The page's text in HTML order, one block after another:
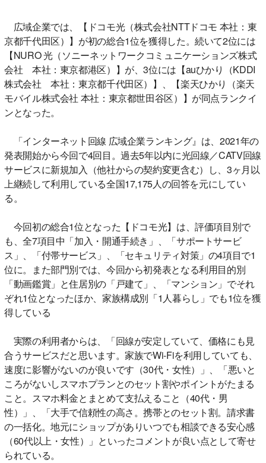
広域企業では、【ドコモ光（株式会社NTTドコモ 本社：東
京都千代田区）】が初の総合1位を獲得した。続いて2位には
【NURO 光（ソニーネットワークコミュニケーションズ株式
会社 本社：東京都港区）】が、3位には【auひかり（KDDI
株式会社 本社：東京都千代田区）】、【楽天ひかり（楽天
モバイル株式会社 本社：東京都世田谷区）】が同点ランクイ
ンとなった。
「インターネット回線 広域企業ランキング』は、2021年の
発表開始から今回で4回目。過去5年以内に光回線／CATV回線
サービスに新規加入（他社からの契約変更含む）し、3ヶ月以
上継続して利用している全国17,175人の回答を元にしてい
る。
今回初の総合1位となった【ドコモ光】は、評価項目別で
も、全7項目中「加入・開通手続き」、「サポートサービ
ス」、「付帯サービス」、「セキュリティ対策」の4項目で1
位に。また部門別では、今回から初発表となる利用目的別
「動画鑑賞」と住居別の「戸建て」、「マンション」でそれ
ぞれ1位となったほか、家族構成別「1人暮らし」でも1位を獲
得している
実際の利用者からは、「回線が安定していて、価格にも見
合うサービスだと思います。家族でWi-Fiを利用していても、
速度に影響がないのが良いです（30代・女性）」、「悪いと
ころがないしスマホプランとのセット割やポイントがたまる
こと。スマホ料金とまとめて支払えること（40代・男
性）」、「大手で信頼性の高さ。携帯とのセット割。請求書
の一括化。地元にショップがありいつでも相談できる安心感
（60代以上・女性）」といったコメントが良い点として寄せ
られている。